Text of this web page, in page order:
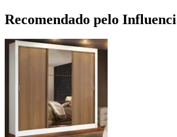
Recomendado pelo